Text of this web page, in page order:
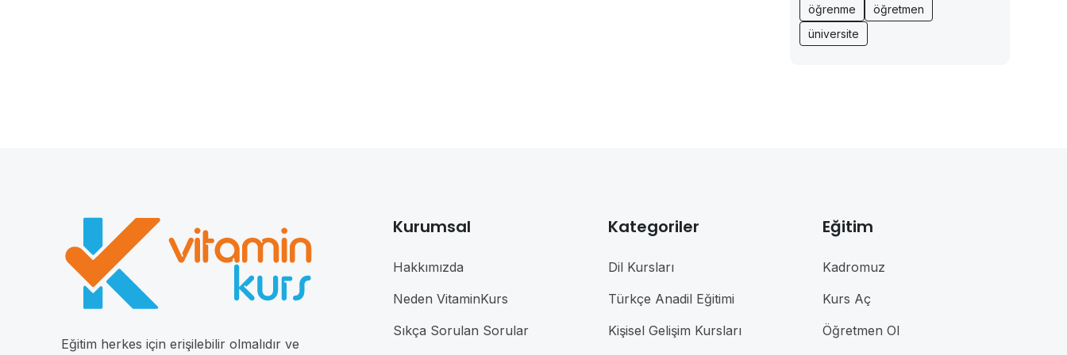
öğrenme
öğretmen
üniversite
Eğitim herkes için erişilebilir olmalıdır ve
Kurumsal
Hakkımızda
Neden VitaminKurs
Sıkça Sorulan Sorular
Kategoriler
Dil Kursları
Türkçe Anadil Eğitimi
Kişisel Gelişim Kursları
Eğitim
Kadromuz
Kurs Aç
Öğretmen Ol